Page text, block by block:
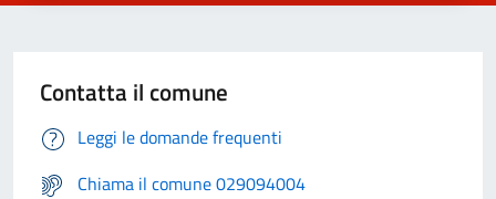
Contatta il comune
Leggi le domande frequenti
Chiama il comune 029094004